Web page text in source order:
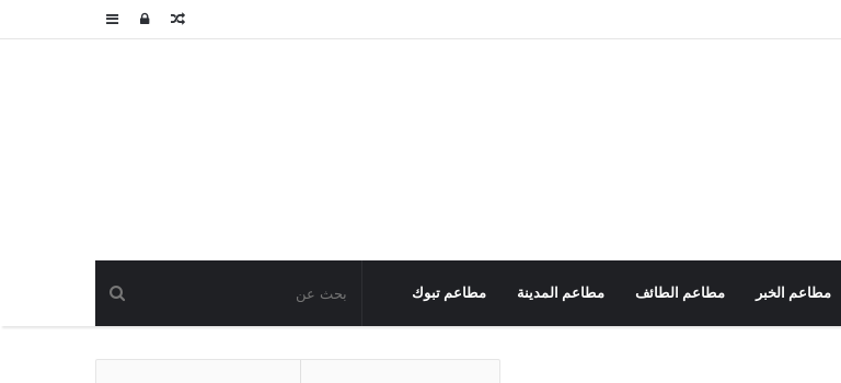
عمودتسجيلمقال
مطاعم الخبر مطاعم الطائف مطاعم المدينة مطاعم تبوك